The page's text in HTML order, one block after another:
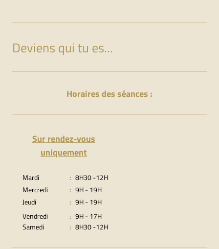
Deviens qui tu es...
Horaires des séances :
Sur rendez-vous
uniquement
Mardi
: 8H30 -12H
Mercredi
: 9H - 19H
Jeudi
: 9H - 19H
Vendredi
Samedi
: 9H - 17H
: 8H30 -12H